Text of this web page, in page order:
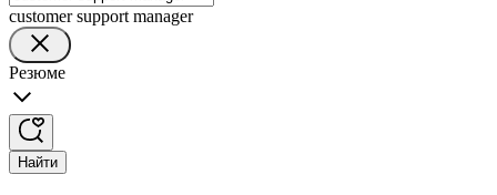
customer support manager
Резюме
Найти